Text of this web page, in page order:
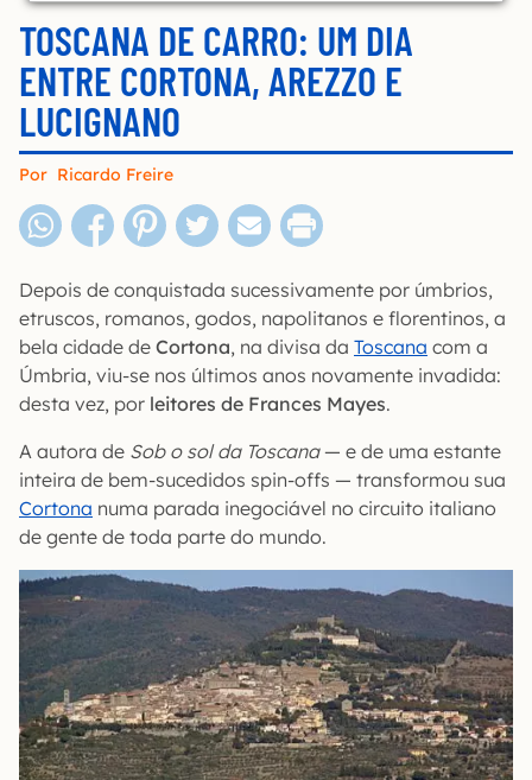
TOSCANA DE CARRO: UM DIA
ENTRE CORTONA, AREZZO E
LUCIGNANO
Por Ricardo Freire
Depois de conquistada sucessivamente por úmbrios,
etruscos, romanos, godos, napolitanos e florentinos, a
bela cidade de Cortona, na divisa da Toscana com a
Úmbria, viu-se nos últimos anos novamente invadida:
desta vez, por leitores de Frances Mayes.
A autora de Sob o sol da Toscana— e de uma estante
inteira de bem-sucedidos spin-offs — transformou sua
Cortona numa parada inegociável no circuito italiano
de gente de toda parte do mundo.